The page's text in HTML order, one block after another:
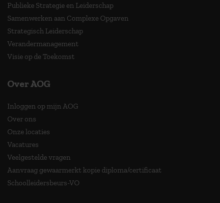
Publieke Strategie en Leiderschap
Samenwerken aan Complexe Opgaven
Strategisch Leiderschap
Verandermanagement
Visie op de Toekomst
Over AOG
Inloggen op mijn AOG
Over ons
Onze locaties
Vacatures
Veelgestelde vragen
Aanvraag gewaarmerkt kopie diploma/certificaat
Schoolleidersbeurs-VO